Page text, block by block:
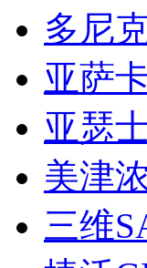
多尼
亚萨
亚瑟
美津
三维